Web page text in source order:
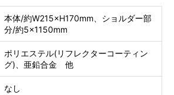
本体/約W215×H170mm、ショルダー部
分/約5×1150mm
ポリエステル(リフレクターコーティン
グ)、亜鉛合金 他
なし